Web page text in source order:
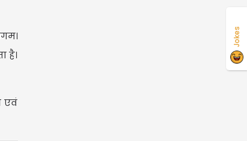
है।
एवं
Jokes